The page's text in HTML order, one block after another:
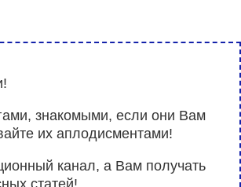
знакомыми, если они Вам
их аплодисментами!
канал, а Вам получать
статей!